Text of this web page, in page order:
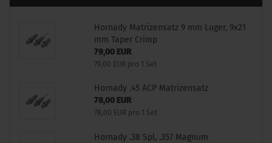
Hornady Matrizensatz 9 mm Luger, 9x21
mm Taper Crimp
79,00 EUR
79,00 EUR pro 1 Set
Hornady .45 ACP Matrizensatz
78,00 EUR
78,00 EUR pro 1 Set
Hornady .38 Spl, .357 Magnum